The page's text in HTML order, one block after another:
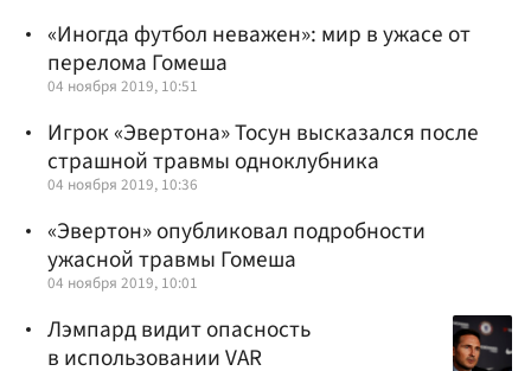
«Иногда футбол неважен»: мир в ужасе от
перелома Гомеша
04 ноября 2019, 10:51
Игрок «Эвертона» Тосун высказался после
страшной травмы одноклубника
04 ноября 2019, 10:36
«Эвертон» опубликовал подробности
ужасной травмы Гомеша
04 ноября 2019, 10:01
Лэмпард видит опасность
в использовании VAR